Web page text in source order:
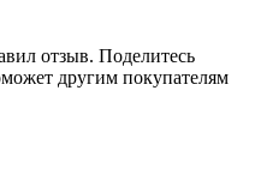
отзыв. Поделитесь
другим покупателям